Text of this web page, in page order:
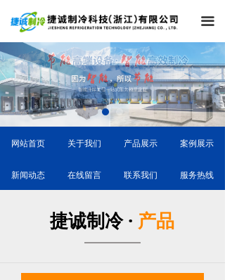
끀
网站首页 关于我们 产品展示 案例展示
新闻动态 在线留言 联系我们 服务热线
捷诚制冷 · 产品